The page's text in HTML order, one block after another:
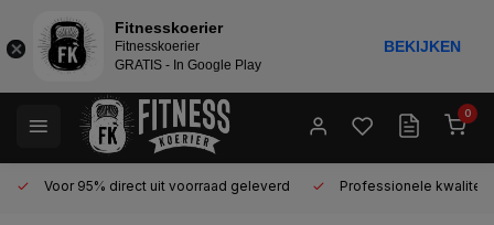
0
Voor 95% direct uit voorraad geleverd Professionele kwaliteit
Fitnesskoerier
Fitnesskoerier
GRATIS - In Google Play
BEKIJKEN